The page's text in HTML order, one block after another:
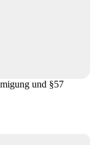
und §57